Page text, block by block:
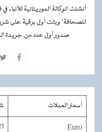
للصحافة" وبثت أول برقية على
صدور أول عدد من جريدة
أسعار العملات
Euro